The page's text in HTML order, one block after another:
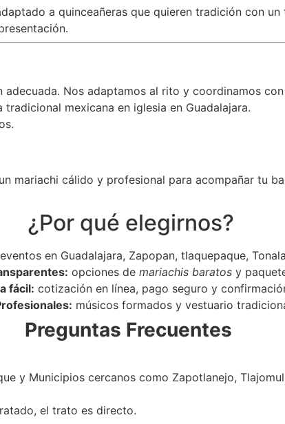
a quinceañeras que quieren tradición con
Nos adaptamos al rito y coordinamos
mexicana en iglesia en Guadalajara.
mariachi cálido y profesional para acompañar tu
¿Por qué elegirnos?
en Guadalajara, Zapopan, tlaquepaque,
opciones de mariachis baratos y
fácil: cotización en línea, pago seguro y
músicos formados y vestuario
Preguntas Frecuentes
y Municipios cercanos como Zapotlanejo,
el trato es directo.